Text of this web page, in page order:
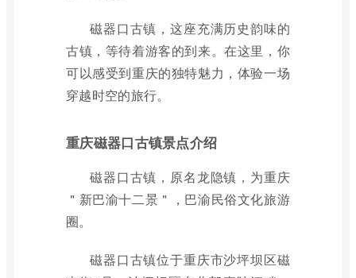
磁器口古镇，这座充满历史韵味的
古镇，等待着游客的到来。在这里，你
可以感受到重庆的独特魅力，体验一场
穿越时空的旅行。
重庆磁器口古镇景点介绍
磁器口古镇，原名龙隐镇，为重庆
＂新巴渝十二景＂，巴渝民俗文化旅游
圈。
磁器口古镇位于重庆市沙坪坝区磁